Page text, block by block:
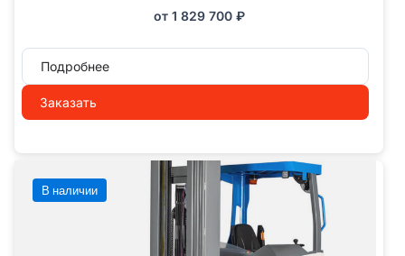
от 1 829 700 ₽
Подробнее
Заказать
В наличии